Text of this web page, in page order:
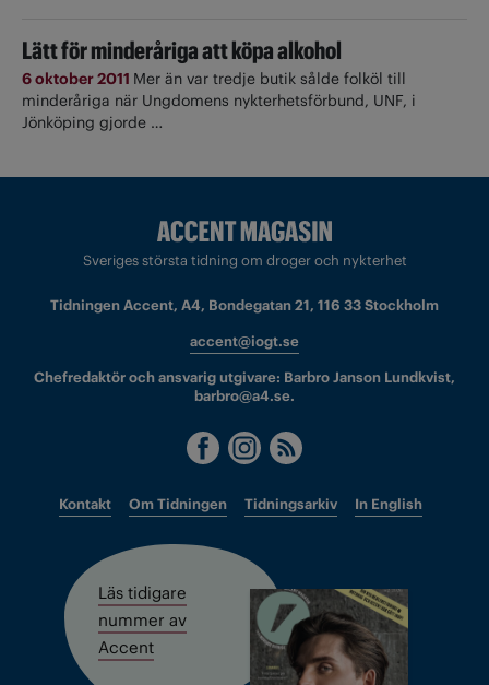
Lätt för minderåriga att köpa alkohol
6 oktober 2011 Mer än var tredje butik sålde folköl till
minderåriga när Ungdomens nykterhetsförbund, UNF, i
Jönköping gjorde …
Sveriges största tidning om droger och nykterhet
Tidningen Accent, A4, Bondegatan 21, 116 33 Stockholm
accent@iogt.se
Chefredaktör och ansvarig utgivare: Barbro Janson Lundkvist,
barbro@a4.se.
Kontakt Om Tidningen Tidningsarkiv In English
Läs tidigare
nummer av
Accent